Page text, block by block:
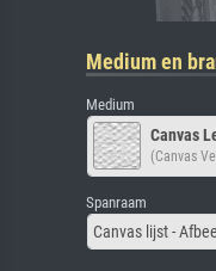
Medium en
Medium
Canvas
(Canvas
Spanraam